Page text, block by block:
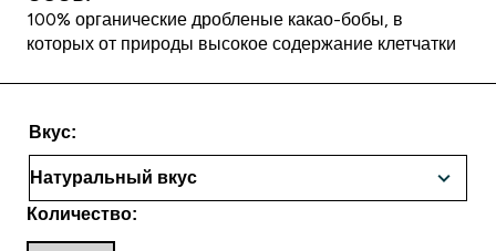
100% органические дробленые какао-бобы, в
которых от природы высокое содержание клетчатки
Вкус:
Количество: